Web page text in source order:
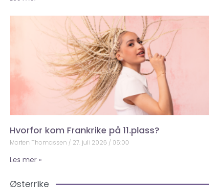
Hvorfor kom Frankrike på 11.plass?
Morten Thomassen 27. juli 2026 05:00
Les mer »
Østerrike